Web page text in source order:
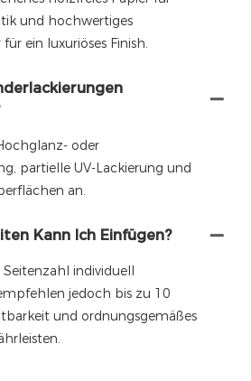
und hochwertiges
ein luxuriöses Finish.
oder
partielle UV-Lackierung und
an.
Kann Ich Einfügen?
Seitenzahl individuell
jedoch bis zu 10
und ordnungsgemäßes